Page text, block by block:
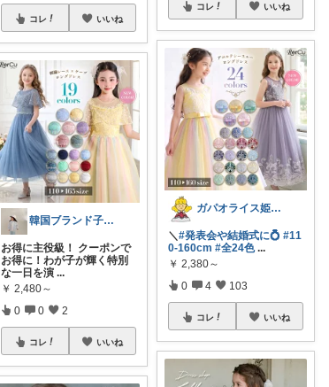
コレ いいね
韓国ブランド子供服オーナーnatsumi
お得に主役級！ クーポンで
お得に！わが子が輝く特別
な一日を演 ...
￥ 2,480～
0 0 2
コレ いいね
コレ いいね
ガパオライス姫👸🌶️🌶️🌶️
＼#発表会や結婚式に💍 #11
0-160cm #全24色 ...
￥ 2,380～
0 4 103
コレ いいね